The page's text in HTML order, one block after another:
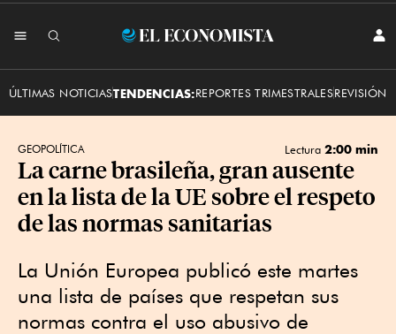
El
ÚLTIMAS NOTICIASTENDENCIAS:REPORTES TRIMESTRALESREVISIÓN
GEOPOLÍTICA Lectura 2:00 min
La carne brasileña, gran ausente
en la lista de la UE sobre el respeto
de las normas sanitarias
La Unión Europea publicó este martes
una lista de países que respetan sus
normas contra el uso abusivo de